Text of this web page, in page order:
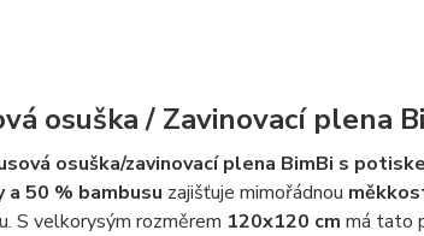
osuška / Zavinovací plena
osuška/zavinovací plena BimBi s
a 50 % bambusu zajišťuje mimořádnou
S velkorysým rozměrem 120x120 cm má tato